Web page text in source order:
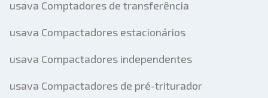
usava Comptadores de transferência
usava Compactadores estacionários
usava Compactadores independentes
usava Compactadores de pré-triturador